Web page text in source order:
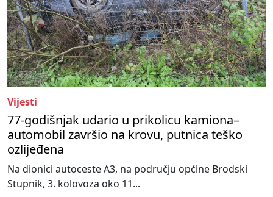
Vijesti
77-godišnjak udario u prikolicu kamiona–
automobil završio na krovu, putnica teško
ozlijeđena
Na dionici autoceste A3, na području općine Brodski
Stupnik, 3. kolovoza oko 11...